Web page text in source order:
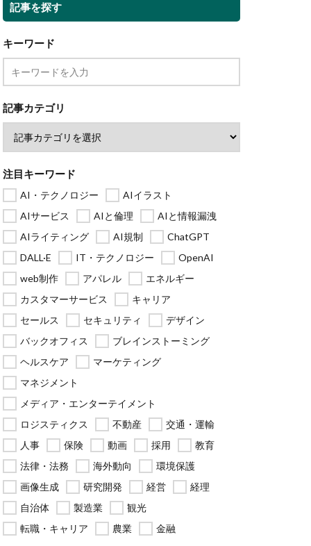
記事を探す
キーワード
記事カテゴリ
注目キーワード
AI・テクノロジー
AIイラスト
AIサービス
AIと倫理
AIと情報漏洩
AIライティング
AI規制
ChatGPT
DALL·E
IT・テクノロジー
OpenAI
web制作
アパレル
エネルギー
カスタマーサービス
キャリア
セールス
セキュリティ
デザイン
バックオフィス
ブレインストーミング
ヘルスケア
マーケティング
マネジメント
メディア・エンターテイメント
ロジスティクス
不動産
交通・運輸
人事
保険 動画 採用
教育
法律・法務
海外動向
環境保護
画像生成
研究開発 経営
経理
自治体
製造業
観光
転職・キャリア
農業 金融